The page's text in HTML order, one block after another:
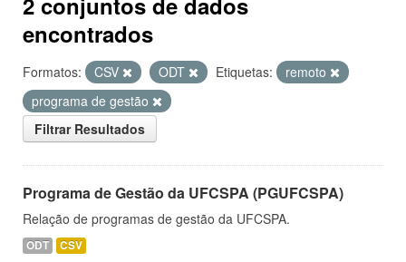
encontrados
Formatos: CSV ODT Etiquetas:
remoto
programa de gestão
Filtrar Resultados
Programa de Gestão da UFCSPA (PGUFCSPA)
Relação de programas de gestão da UFCSPA.
ODT CSV